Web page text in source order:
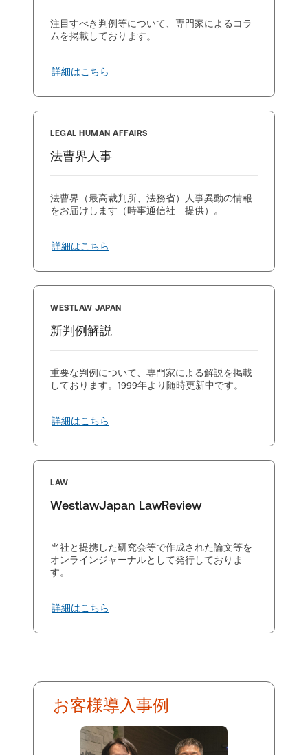
注目すべき判例等について、専門家によるコラ
ムを掲載しております。
詳細はこちら
LEGAL HUMAN AFFAIRS
法曹界人事
法曹界（最高裁判所、法務省）人事異動の情報
をお届けします（時事通信社 提供）。
詳細はこちら
WESTLAW JAPAN
新判例解説
重要な判例について、専門家による解説を掲載
しております。1999年より随時更新中です。
詳細はこちら
LAW
WestlawJapan LawReview
当社と提携した研究会等で作成された論文等を
オンラインジャーナルとして発行しておりま
す。
詳細はこちら
お客様導入事例